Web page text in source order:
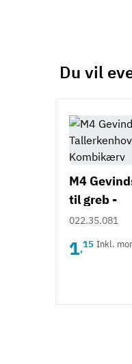
Du vil
M4
til greb -
Krydskærv
022.35.081
1,15 Inkl.